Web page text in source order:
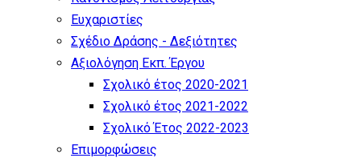
Ευχαριστίες
Σχέδιο Δράσης - Δεξιότητες
Αξιολόγηση Εκπ. Έργου
Σχολικό έτος 2020-2021
Σχολικό έτος 2021-2022
Σχολικό Έτος 2022-2023
Επιμορφώσεις